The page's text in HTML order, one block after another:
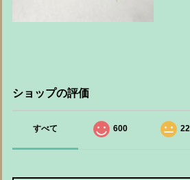
ショップの評価
すべて 600 22